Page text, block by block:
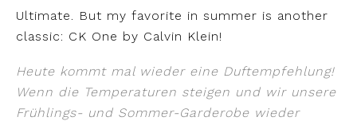
Ultimate. But my favorite in summer is another
classic: CK One by Calvin Klein!
Heute kommt mal wieder eine Duftempfehlung!
Wenn die Temperaturen steigen und wir unsere
Frühlings- und Sommer-Garderobe wieder